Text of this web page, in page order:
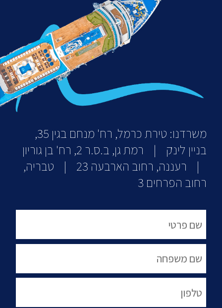
משרדנו: טירת כרמל, רח' מנחם בגין 35,
בניין לינק | רמת גן, ב.ס.ר 2, רח' בן גוריון
| רעננה, רחוב הארבעה 23 | טבריה,
רחוב הפרחים 3